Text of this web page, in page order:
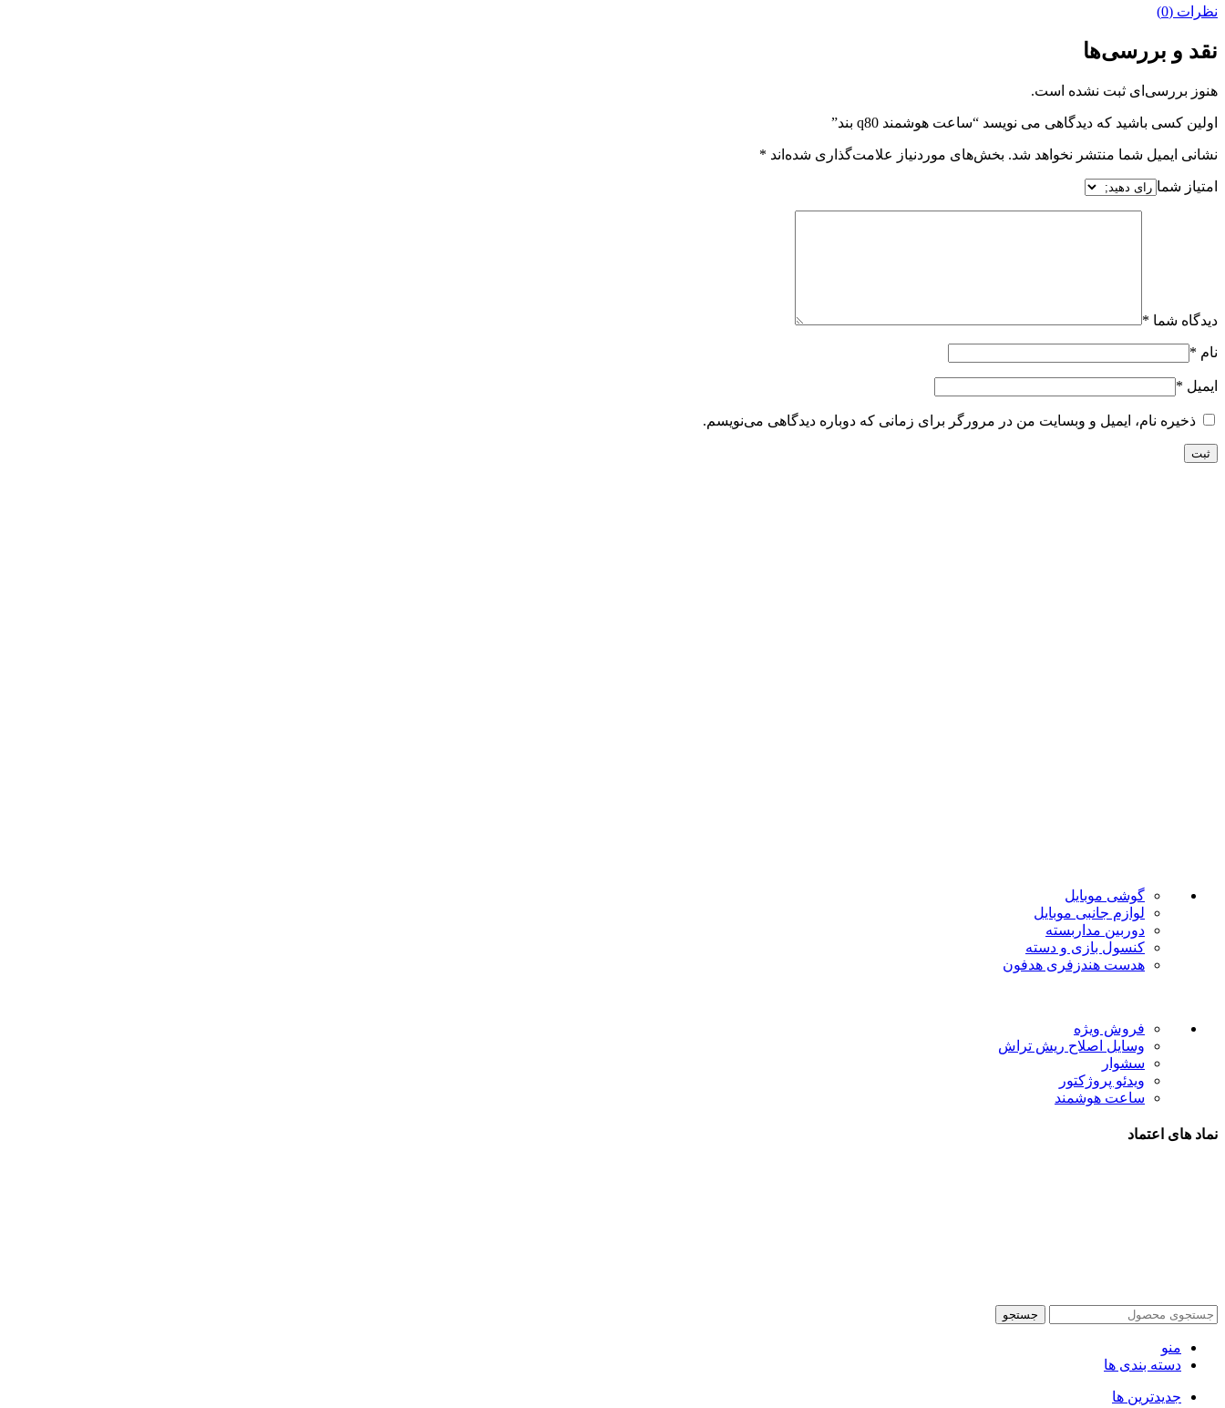
نظرات (0)
نقد و بررسی‌ها
هنوز بررسی‌ای ثبت نشده است.
اولین کسی باشید که دیدگاهی می نویسد “ساعت هوشمند q80 بند”
نشانی ایمیل شما منتشر نخواهد شد. بخش‌های موردنیاز علامت‌گذاری شده‌اند *
امتیاز شما
دیدگاه شما *
نام *
ایمیل *
ذخیره نام، ایمیل و وبسایت من در مرورگر برای زمانی که دوباره دیدگاهی می‌نویسم.
گوشی موبایل
لوازم جانبی موبایل
دوربین مداربسته
کنسول بازی و دسته
هدست هندزفری هدفون
فروش ویژه
وسایل اصلاح ریش تراش
سشوار
ویدئو پروژکتور
ساعت هوشمند
نماد های اعتماد
جستجو
منو
دسته بندی ها
جدیدترین ها